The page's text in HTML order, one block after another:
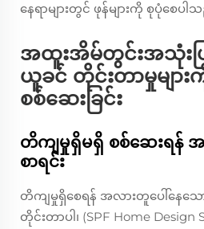
နေရာများတွင် ဖုန်များကို စုပုံစေပါ
အထူးအိမ်တွင်းအသုံးပြု
ယူခင် တိုင်းတာမှုများ
စစ်ဆေးခြင်း
တိကျမှုရှိမရှိ စစ်ဆေးရန်
စာရင်း
တိကျမှုရှိစေရန် အလားတူပေါ်နေသော
တိုင်းတာပါ၊ (SPF Home Design